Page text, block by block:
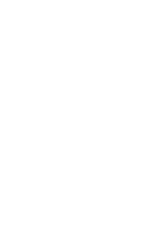
retours
à domicile
: livraison sous 2 à
domicile ! Commandez dès
magasin (Click &
magasin : sélectionner vos
votre colis directement
l’achat.